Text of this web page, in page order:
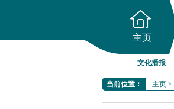
主页
文化播报
当前位置： 主页 >